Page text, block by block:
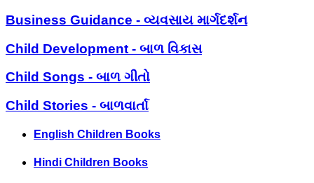
Business Guidance - વ્યવસાય માર્ગદર્શન
Child Development - બાળ વિકાસ
Child Songs - બાળ ગીતો
Child Stories - બાળવાર્તા
English Children Books
Hindi Children Books